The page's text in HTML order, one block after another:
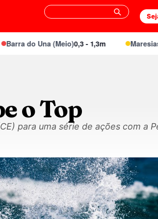
do Una (Meio)0,3 - 1,3m Maresias
o Top
para uma série de ações com a